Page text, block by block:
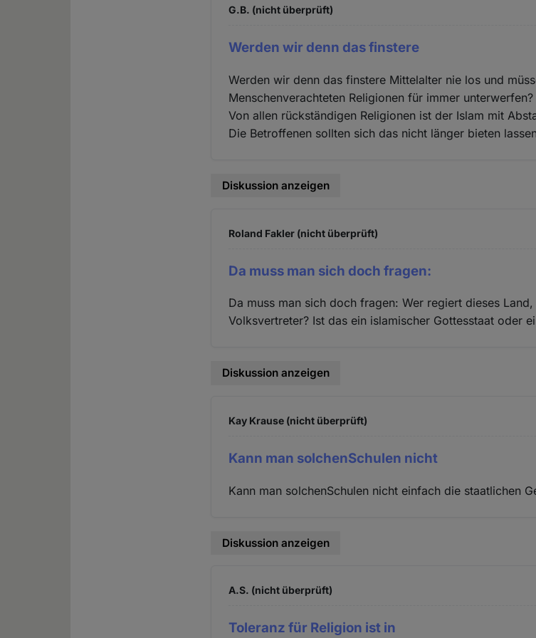
G.B. (nicht überprüft)
Werden wir denn das finstere
Werden wir denn das finstere Mittelalter nie los und
Menschenverachteten Religionen für immer unterwerfen?
Von allen rückständigen Religionen ist der Islam mit
Die Betroffenen sollten sich das nicht länger bieten
Diskussion anzeigen
Roland Fakler (nicht überprüft)
Da muss man sich doch fragen:
Da muss man sich doch fragen: Wer regiert dieses
Volksvertreter? Ist das ein islamischer Gottesstaat oder
Diskussion anzeigen
Kay Krause (nicht überprüft)
Kann man solchenSchulen nicht
Kann man solchenSchulen nicht einfach die staatlichen
Diskussion anzeigen
A.S. (nicht überprüft)
Toleranz für Religion ist in